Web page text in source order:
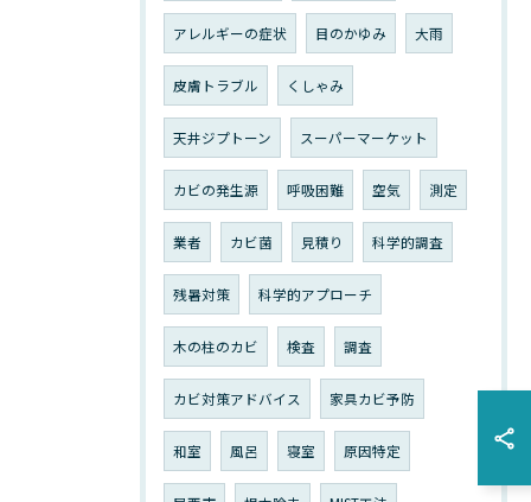
アレルギーの症状 目のかゆみ 大雨
皮膚トラブル くしゃみ
天井ジプトーン スーパーマーケット
カビの発生源 呼吸困難 空気 測定
業者 カビ菌 見積り 科学的調査
残暑対策 科学的アプローチ
木の柱のカビ 検査 調査
カビ対策アドバイス 家具カビ予防
和室 風呂 寝室 原因特定